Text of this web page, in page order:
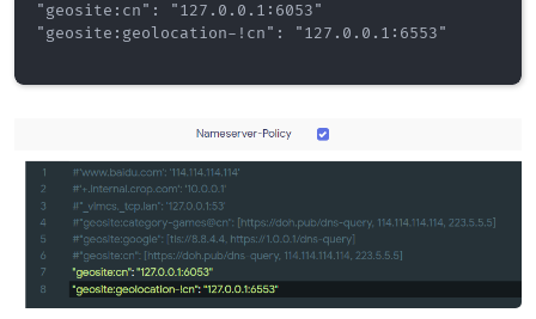
"geosite:cn": "127.0.0.1:6053"
"geosite:geolocation-!cn": "127.0.0.1:6553"